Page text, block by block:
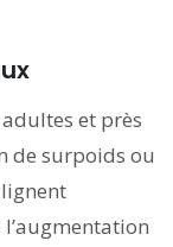
et près
de surpoids ou
l’augmentation